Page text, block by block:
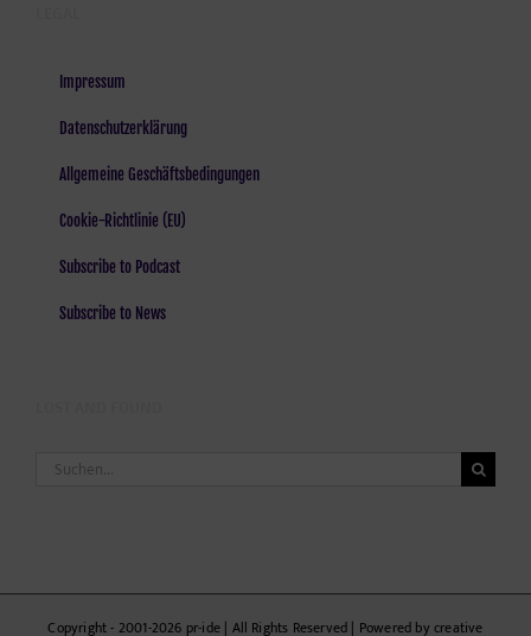
Impressum
Datenschutzerklärung
Allgemeine Geschäftsbedingungen
Cookie-Richtlinie (EU)
Subscribe to Podcast
Subscribe to News
Suche
Copyright - 2001-2026 pr-ide | All Rights Reserved | Powered by creative